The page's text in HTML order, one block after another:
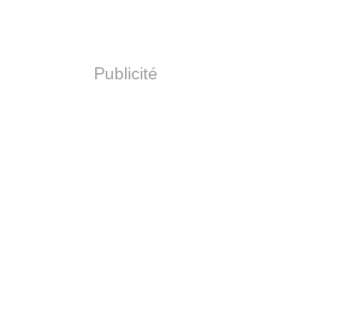
Publicité